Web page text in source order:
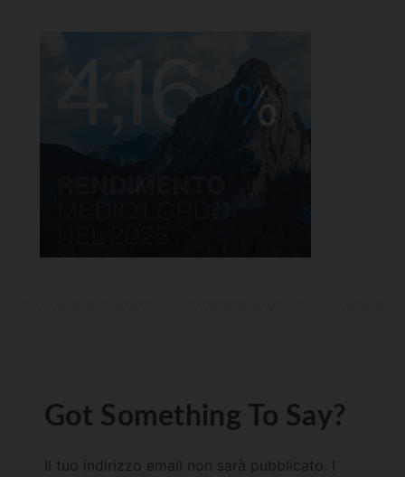
Got Something To Say?
Il tuo indirizzo email non sarà pubblicato.